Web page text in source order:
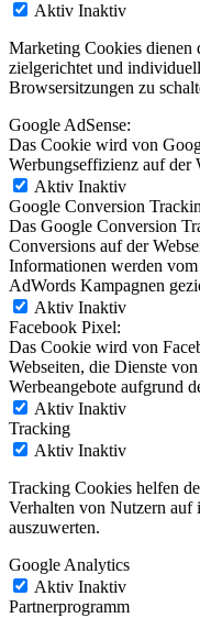
Aktiv Inaktiv
Marketing Cookies dienen
zielgerichtet und
Browsersitzungen zu
Google AdSense:
Das Cookie wird von
Werbungseffizienz auf der
Aktiv Inaktiv
Google Conversion
Das Google Conversion
Conversions auf der
Informationen werden
AdWords Kampagnen
Aktiv Inaktiv
Facebook Pixel:
Das Cookie wird von
Webseiten, die Dienste
Werbeangebote aufgrund
Aktiv Inaktiv
Tracking
Aktiv Inaktiv
Tracking Cookies helfen
Verhalten von Nutzern auf
auszuwerten.
Google Analytics
Aktiv Inaktiv
Partnerprogramm